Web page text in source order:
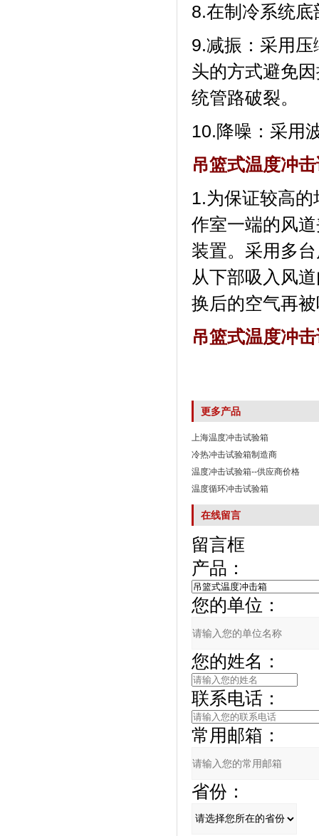
8.在制冷系统底
9.减振：采
头的方式避免因
统管路破裂。
10.降噪：采用
吊篮式温度冲
1.为保证较高的
作室一端的风道夹
装置。采用多
从下部吸入风道
换后的空气再被
吊篮式温度冲
更多产品
上海温度冲击试验箱
冷热冲击试验箱制造商
温度冲击试验箱--供应商价格
温度循环冲击试验箱
在线留言
留言框
产品：
您的单位：
您的姓名：
联系电话：
常用邮箱：
省份：